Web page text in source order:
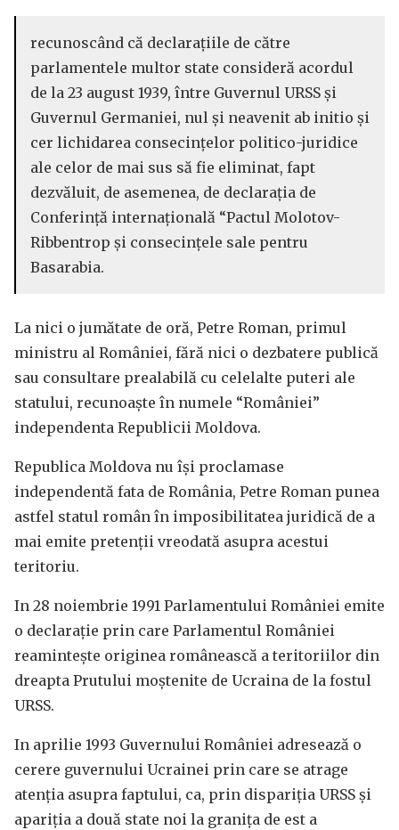
recunoscând că declaraţiile de către
parlamentele multor state consideră acordul
de la 23 august 1939, între Guvernul URSS şi
Guvernul Germaniei, nul şi neavenit ab initio şi
cer lichidarea consecinţelor politico-juridice
ale celor de mai sus să fie eliminat, fapt
dezvăluit, de asemenea, de declaraţia de
Conferinţă internaţională “Pactul Molotov-
Ribbentrop şi consecinţele sale pentru
Basarabia.
La nici o jumătate de oră, Petre Roman, primul
ministru al României, fără nici o dezbatere publică
sau consultare prealabilă cu celelalte puteri ale
statului, recunoaşte în numele “României”
independenta Republicii Moldova.
Republica Moldova nu îşi proclamase
independentă fata de România, Petre Roman punea
astfel statul român în imposibilitatea juridică de a
mai emite pretenții vreodată asupra acestui
teritoriu.
In 28 noiembrie 1991 Parlamentului României emite
o declarație prin care Parlamentul României
reaminteşte originea românească a teritoriilor din
dreapta Prutului moştenite de Ucraina de la fostul
URSS.
In aprilie 1993 Guvernului României adresează o
cerere guvernului Ucrainei prin care se atrage
atenţia asupra faptului, ca, prin dispariția URSS și
apariţia a două state noi la granița de est a